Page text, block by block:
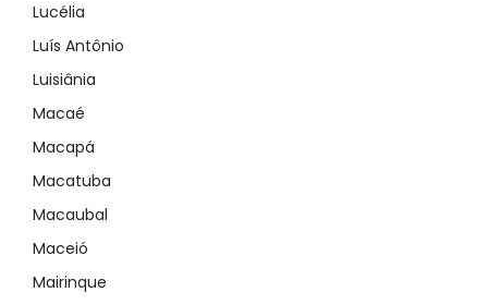
Lucélia
Luís Antônio
Luisiânia
Macaé
Macapá
Macatuba
Macaubal
Maceió
Mairinque